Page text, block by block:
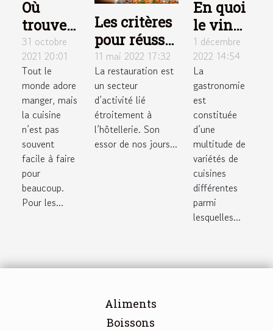
Où
trouver
des
recettes
uniques
pour des
saveurs
uniques
31 octobre
2021 20:01
Tout le
monde adore
manger, mais
la cuisine
n’est pas
souvent
facile à faire
pour
beaucoup.
Pour les...
Les critères
pour réussir
une
formation
en
restauration
11 mai 2022 17:32
La restauration est
un secteur
d’activité lié
étroitement à
l’hôtellerie. Son
essor de nos jours...
En quoi
le vin
peut-il
être
utile en
cuisine
?
1 décembre
2022 14:54
La
gastronomie
est
constituée
d’une
multitude de
variétés de
cuisines
différentes
parmi
lesquelles...
Aliments
Boissons